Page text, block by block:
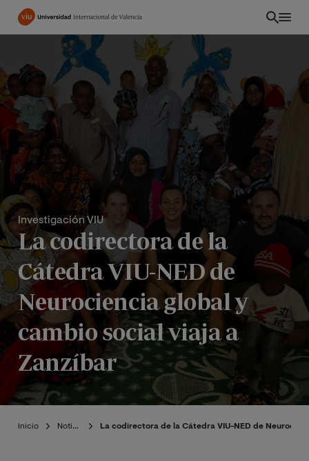
Pasar
CO
Investigación VIU
La codirectora de la
Cátedra VIU-NED de
Neurociencia global y
cambio social viaja a
Zanzíbar
Inicio Noticias La codirectora de la Cátedra VIU-NED de